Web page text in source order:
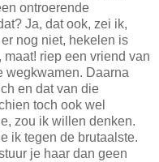
ontroerende
Ja, dat ook, zei ik,
nog niet, hekelen is
riep een vriend van
wegkwamen. Daarna
en dat van die
toch ook wel
zou ik willen denken.
ik tegen de brutaalste.
je haar dan geen